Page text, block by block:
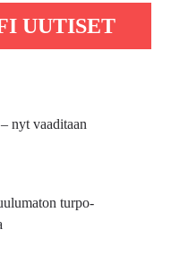
UUTISET
nyt vaaditaan
turpo-